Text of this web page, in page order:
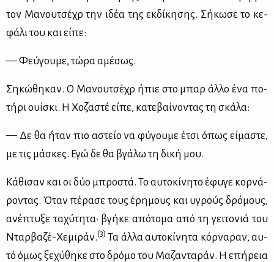
τον Μα­νου­τσέ­χρ την ιδέα της εκ­δί­κη­σης. Σή­κω­σε το κε­
φά­λι του και εί­πε:
— Φεύ­γου­με, τώ­ρα αμέ­σως.
Ση­κώ­θη­καν. Ο Μα­νου­τσέ­χρ ήπιε στο μπαρ άλ­λο ένα πο­
τή­ρι ουί­σκι. Η Χο­ζα­στέ εί­πε, κα­τε­βαί­νο­ντας τη σκά­λα:
— Δε θα ήταν πιο αστείο να φύ­γου­με έτσι όπως εί­μα­στε,
με τις μά­σκες. Εγώ δε θα βγά­λω τη δι­κή μου.
Κά­θι­σαν και οι δύο μπρο­στά. Το αυ­το­κί­νη­το έφυ­γε κορ­νά­
ρο­ντας. Όταν πέ­ρα­σε τους έρη­μους και υγρούς δρό­μους,
ανέ­πτυ­ξε τα­χύ­τη­τα· βγή­κε από­το­μα από τη γει­το­νιά του
Νταρ­βα­ζέ-Χε­μι­ράν.(3) Τα άλ­λα αυ­το­κί­νη­τα κόρ­να­ραν, αυ­
τό όμως ξε­χύ­θη­κε στο δρό­μο του Μα­ζα­ντα­ράν. Η επή­ρεια